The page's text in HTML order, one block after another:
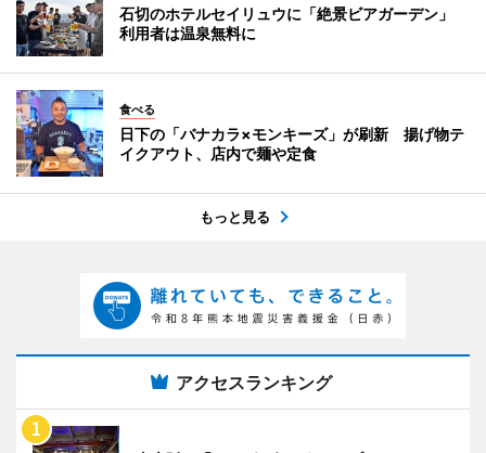
石切のホテルセイリュウに「絶景ビアガーデン」
利用者は温泉無料に
食べる
日下の「バナカラ×モンキーズ」が刷新 揚げ物テ
イクアウト、店内で麺や定食
もっと見る
アクセスランキング